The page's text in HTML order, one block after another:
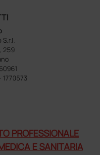
259
1770573
PROFESSIONALE
E SANITARIA